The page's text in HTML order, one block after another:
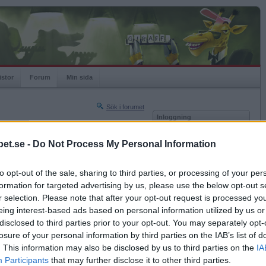
- Do Not Process My Personal Information
opt-out of the sale, sharing to third parties, or processing of your
for targeted advertising by us, please use the below opt-out
selection. Please note that after your opt-out request is processed
interest-based ads based on personal information utilized by us
to third parties prior to your opt-out. You may separately
of your personal information by third parties on the IAB’s list of
This information may also be disclosed by us to third parties on the
Participants that may further disclose it to other third parties.
Forum Min sida
Sök i forumet
Nästa sida »
2014-12-15 13:52
Inloggning
Kom ihåg mig
Glömt ditt lösenord?
Få ny aktiveringslänk
Betapet är gratis!